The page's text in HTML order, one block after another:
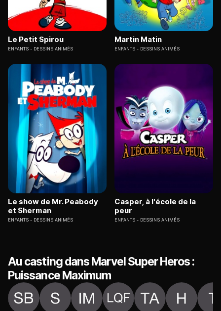
Le Petit Spirou
ENFANTS DESSINS ANIMÉS
Martin Matin
ENFANTS DESSINS ANIMÉS
Le show de Mr. Peabody
et Sherman
ENFANTS DESSINS ANIMÉS
Casper, à l'école de la
peur
ENFANTS DESSINS ANIMÉS
Au casting dans Marvel Super Heros :
Puissance Maximum